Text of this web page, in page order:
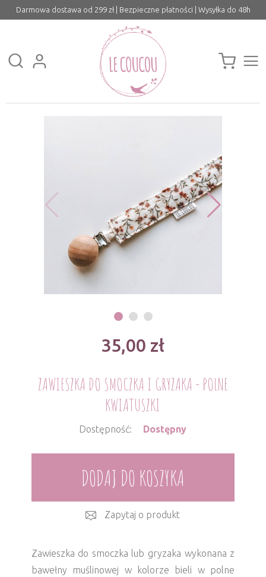
Darmowa dostawa od 299 zł | Bezpieczne płatności | Wysyłka do 48h
ZAWIESZKA DO SMOCZKA I GRYZAKA - POLNE
KWIATUSZKI
Dostępność: Dostępny
35,00 zł
DODAJ DO KOSZYKA
Zapytaj o produkt
Zawieszka do smoczka lub gryzaka wykonana z
bawełny muślinowej w kolorze bieli w polne